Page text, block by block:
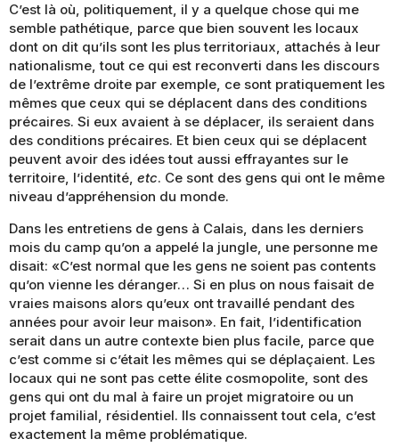
C’est là où, politiquement, il y a quelque chose qui me
semble pathétique, parce que bien souvent les locaux
dont on dit qu’ils sont les plus territoriaux, attachés à leur
nationalisme, tout ce qui est reconverti dans les discours
de l’extrême droite par exemple, ce sont pratiquement les
mêmes que ceux qui se déplacent dans des conditions
précaires. Si eux avaient à se déplacer, ils seraient dans
des conditions précaires. Et bien ceux qui se déplacent
peuvent avoir des idées tout aussi effrayantes sur le
territoire, l’identité, etc. Ce sont des gens qui ont le même
niveau d’appréhension du monde.
Dans les entretiens de gens à Calais, dans les derniers
mois du camp qu’on a appelé la jungle, une personne me
disait: «C’est normal que les gens ne soient pas contents
qu’on vienne les déranger… Si en plus on nous faisait de
vraies maisons alors qu’eux ont travaillé pendant des
années pour avoir leur maison». En fait, l’identification
serait dans un autre contexte bien plus facile, parce que
c’est comme si c’était les mêmes qui se déplaçaient. Les
locaux qui ne sont pas cette élite cosmopolite, sont des
gens qui ont du mal à faire un projet migratoire ou un
projet familial, résidentiel. Ils connaissent tout cela, c’est
exactement la même problématique.